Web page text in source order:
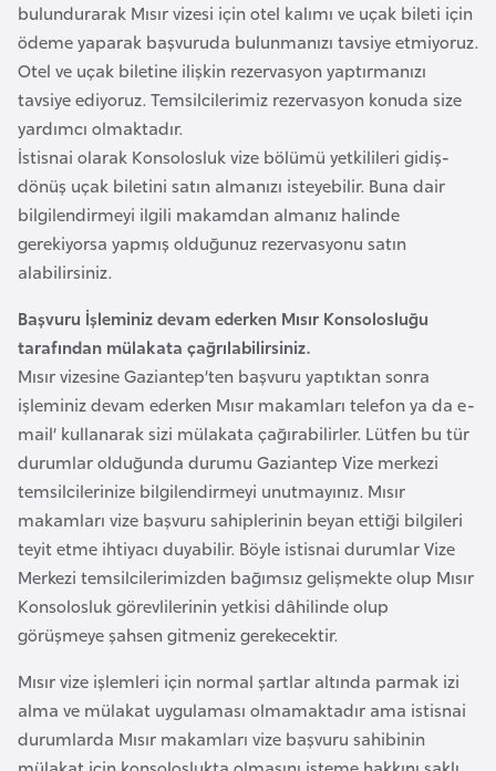
bulundurarak Mısır vizesi için otel kalımı ve uçak bileti için
ödeme yaparak başvuruda bulunmanızı tavsiye etmiyoruz.
Otel ve uçak biletine ilişkin rezervasyon yaptırmanızı
tavsiye ediyoruz. Temsilcilerimiz rezervasyon konuda size
yardımcı olmaktadır.
İstisnai olarak Konsolosluk vize bölümü yetkilileri gidiş-
dönüş uçak biletini satın almanızı isteyebilir. Buna dair
bilgilendirmeyi ilgili makamdan almanız halinde
gerekiyorsa yapmış olduğunuz rezervasyonu satın
alabilirsiniz.
Başvuru İşleminiz devam ederken Mısır Konsolosluğu
tarafından mülakata çağrılabilirsiniz.
Mısır vizesine Gaziantep’ten başvuru yaptıktan sonra
işleminiz devam ederken Mısır makamları telefon ya da e-
mail’ kullanarak sizi mülakata çağırabilirler. Lütfen bu tür
durumlar olduğunda durumu Gaziantep Vize merkezi
temsilcilerinize bilgilendirmeyi unutmayınız. Mısır
makamları vize başvuru sahiplerinin beyan ettiği bilgileri
teyit etme ihtiyacı duyabilir. Böyle istisnai durumlar Vize
Merkezi temsilcilerimizden bağımsız gelişmekte olup Mısır
Konsolosluk görevlilerinin yetkisi dâhilinde olup
görüşmeye şahsen gitmeniz gerekecektir.
Mısır vize işlemleri için normal şartlar altında parmak izi
alma ve mülakat uygulaması olmamaktadır ama istisnai
durumlarda Mısır makamları vize başvuru sahibinin
o
Ç
a
d
Ç
e
k
C
m
e
t
i
C
z
a
y